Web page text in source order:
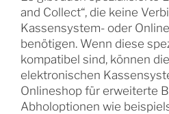
and Collect“, die keine
Kassensystem- oder
benötigen. Wenn diese
kompatibel sind, können
elektronischen
Onlineshop für erweiterte
Abholoptionen wie